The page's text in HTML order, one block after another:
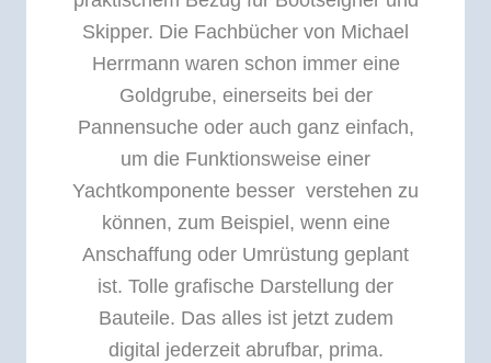
Skipper. Die Fachbücher von Michael
Herrmann waren schon immer eine
Goldgrube, einerseits bei der
Pannensuche oder auch ganz einfach,
um die Funktionsweise einer
Yachtkomponente besser verstehen zu
können, zum Beispiel, wenn eine
Anschaffung oder Umrüstung geplant
ist. Tolle grafische Darstellung der
Bauteile. Das alles ist jetzt zudem
digital jederzeit abrufbar, prima.